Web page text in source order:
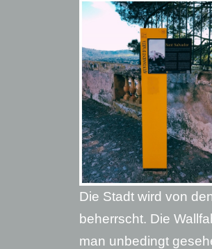
Die Stadt wird von
beherrscht. Die
man unbedingt